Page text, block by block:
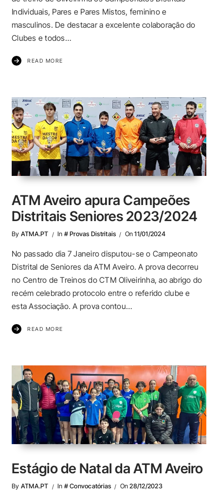
Individuais, Pares e Pares Mistos, feminino e
masculinos. De destacar a excelente colaboração do
Clubes e todos…
READ MORE
ATM Aveiro apura Campeões
Distritais Seniores 2023/2024
By ATMA.PT In # Provas Distritais On11/01/2024
No passado dia 7 Janeiro disputou-se o Campeonato
Distrital de Seniores da ATM Aveiro. A prova decorreu
no Centro de Treinos do CTM Oliveirinha, ao abrigo do
recém celebrado protocolo entre o referido clube e
esta Associação. A prova contou…
READ MORE
Estágio de Natal da ATM Aveiro
By ATMA.PT In # Convocatórias On28/12/2023